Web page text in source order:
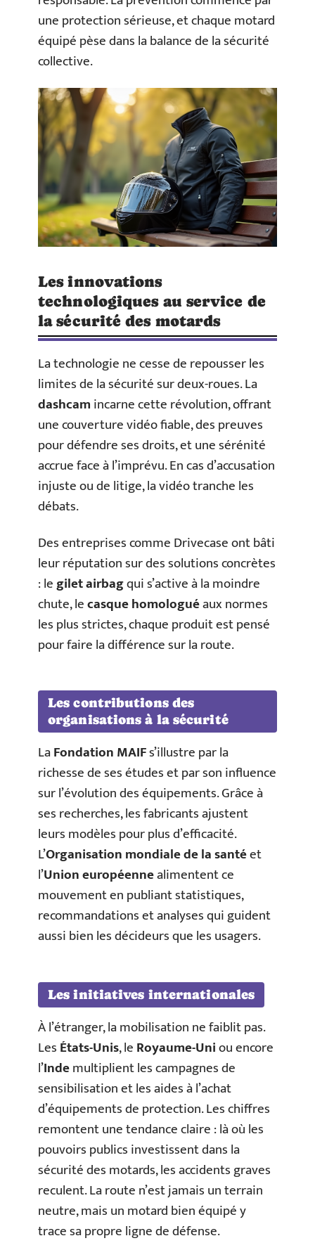
une protection sérieuse, et chaque motard
équipé pèse dans la balance de la sécurité
collective.
Les innovations
technologiques au service de
la sécurité des motards
La technologie ne cesse de repousser les
limites de la sécurité sur deux-roues. La
dashcamincarne cette révolution, offrant
une couverture vidéo fiable, des preuves
pour défendre ses droits, et une sérénité
accrue face à l’imprévu. En cas d’accusation
injuste ou de litige, la vidéo tranche les
débats.
Des entreprises comme Drivecase ont bâti
leur réputation sur des solutions concrètes
: legilet airbagqui s’active à la moindre
chute, lecasque homologuéaux normes
les plus strictes, chaque produit est pensé
pour faire la différence sur la route.
Les contributions des
organisations à la sécurité
LaFondation MAIFs’illustre par la
richesse de ses études et par son influence
sur l’évolution des équipements. Grâce à
ses recherches, les fabricants ajustent
leurs modèles pour plus d’efficacité.
L’Organisation mondiale de la santéet
l’Union européennealimentent ce
mouvement en publiant statistiques,
recommandations et analyses qui guident
aussi bien les décideurs que les usagers.
Les initiatives internationales
À l’étranger, la mobilisation ne faiblit pas.
LesÉtats-Unis, leRoyaume-Uniou encore
l’Indemultiplient les campagnes de
sensibilisation et les aides à l’achat
d’équipements de protection. Les chiffres
remontent une tendance claire : là où les
pouvoirs publics investissent dans la
sécurité des motards, les accidents graves
reculent. La route n’est jamais un terrain
neutre, mais un motard bien équipé y
trace sa propre ligne de défense.